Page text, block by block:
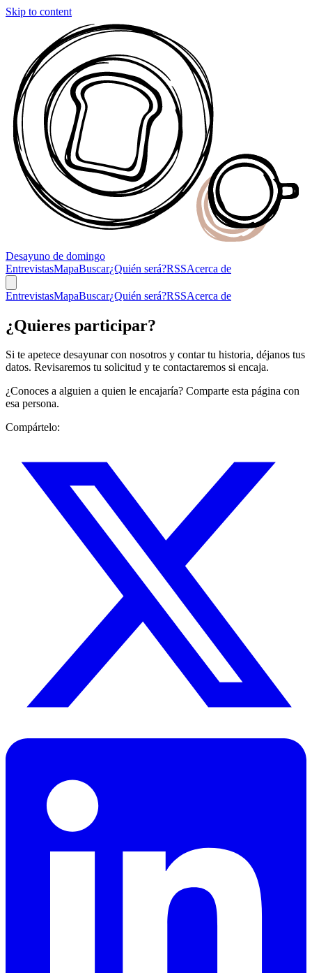
Skip to content
Desayuno de domingo
EntrevistasMapaBuscar¿Quién será?RSSAcerca de
EntrevistasMapaBuscar¿Quién será?RSSAcerca de
¿Quieres participar?
Si te apetece desayunar con nosotros y contar tu historia, déjanos tus
datos. Revisaremos tu solicitud y te contactaremos si encaja.
¿Conoces a alguien a quien le encajaría? Comparte esta página con
esa persona.
Compártelo: